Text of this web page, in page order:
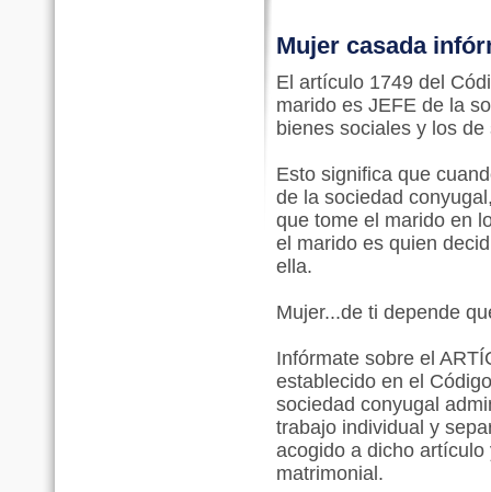
Mujer casada
El artículo 1749 del
marido es JEFE de la
bienes sociales y los de
Esto significa que
de la sociedad
que tome el marido en
el marido es quien
ella.
Mujer...de ti depende
Infórmate sobre el
establecido en el
sociedad conyugal
trabajo individual y
acogido a dicho
matrimonial.